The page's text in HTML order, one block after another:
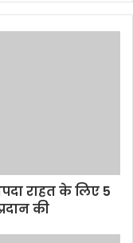
राहत के लिए 5
की